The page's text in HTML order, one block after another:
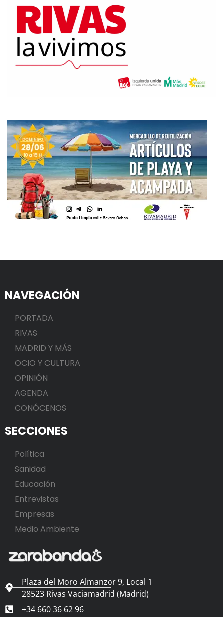
NAVEGACIÓN
PORTADA
RIVAS
MADRID Y MÁS
OCIO Y CULTURA
OPINIÓN
AGENDA
CONÓCENOS
SECCIONES
Política
Sanidad
Educación
Entrevistas
Empresas
Medio Ambiente
Plaza del Moro Almanzor 9, Local 1
28523 Rivas Vaciamadrid (Madrid)
+34 660 36 62 96